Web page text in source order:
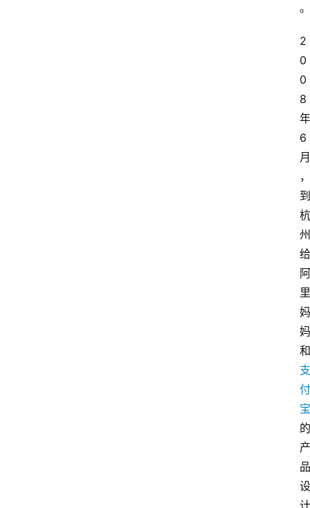
。
2
0
0
8
年
6
月
，
到
杭
州
给
阿
里
妈
妈
和
支
付
宝
的
产
品
设
计